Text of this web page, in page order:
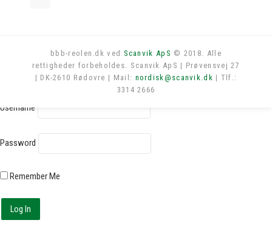
bbb-reolen.dk ved Scanvik ApS © 2018. Alle
rettigheder forbeholdes. Scanvik ApS | Prøvensvej 27
| DK-2610 Rødovre | Mail: nordisk@scanvik.dk | Tlf.:
3314 2666
Log in
Username
Password
Remember Me